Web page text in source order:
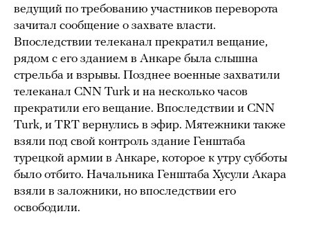
ведущий по требованию участников переворота
зачитал сообщение о захвате власти.
Впоследствии телеканал прекратил вещание,
рядом с его зданием в Анкаре была слышна
стрельба и взрывы. Позднее военные захватили
телеканал CNN Turk и на несколько часов
прекратили его вещание. Впоследствии и CNN
Turk, и TRT вернулись в эфир. Мятежники также
взяли под свой контроль здание Генштаба
турецкой армии в Анкаре, которое к утру субботы
было отбито. Начальника Генштаба Хусули Акара
взяли в заложники, но впоследствии его
освободили.